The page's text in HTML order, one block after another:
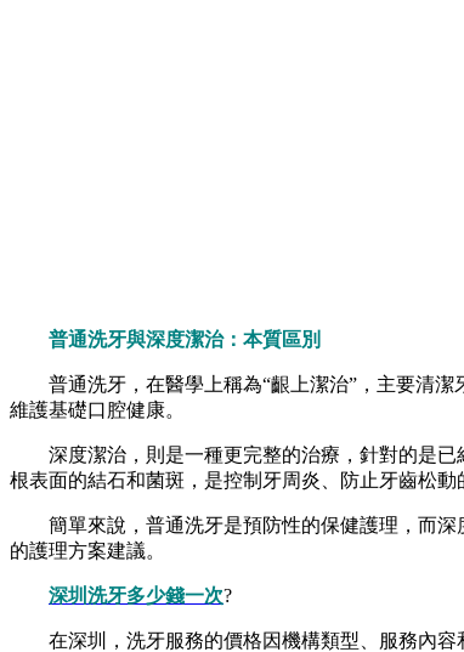
普通洗牙與深度潔治：本質區別
普通洗牙，在醫學上稱為“齦上潔治”，主要清潔
維護基礎口腔健康。
深度潔治，則是一種更完整的治療，針對的是已
根表面的結石和菌斑，是控制牙周炎、防止牙齒松動
簡單來說，普通洗牙是預防性的保健護理，而深
的護理方案建議。
深圳洗牙多少錢一次?
在深圳，洗牙服務的價格因機構類型、服務內容